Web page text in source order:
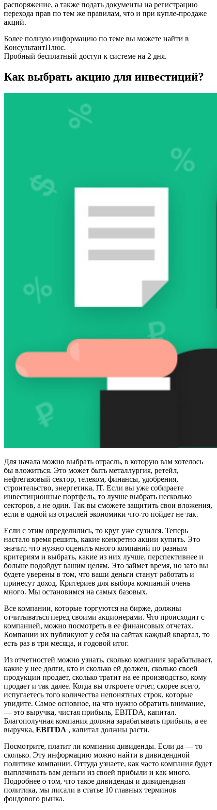
распоряжение, а также подать документы на регистрацию
перехода прав по тем же правилам, что и при купле-продаже
акций.
Более полную информацию по теме вы можете найти в
КонсультантПлюс.
Пробный бесплатный доступ к системе на 2 дня.
Как выбрать акцию для инвестиций?
Для начала можно выбрать отрасль, в которую вам хотелось
бы вложиться. Это может быть металлургия, ретейл,
нефтегазовый сектор, телеком, финансы, удобрения,
строительство, энергетика, IT. Если вы уже собираете
инвестиционные портфель, то лучше выбрать несколько
секторов, а не один. Так вы сможете защитить свои вложения,
если в одной из отраслей экономики что-то пойдет не так.
Если с этим определились, то круг уже сузился. Теперь
настало время решить, какие конкретно акции купить. Это
значит, что нужно оценить много компаний по разным
критериям и выбрать, какие из них лучше, перспективнее и
больше подойдут вашим целям. Это займет время, но зато вы
будете уверены в том, что ваши деньги станут работать и
принесут доход. Критериев для выбора компаний очень
много. Мы остановимся на самых базовых.
Все компании, которые торгуются на бирже, должны
отчитываться перед своими акционерами. Что происходит с
компанией, можно посмотреть в ее финансовых отчетах.
Компании их публикуют у себя на сайтах каждый квартал, то
есть раз в три месяца, и годовой итог.
Из отчетностей можно узнать, сколько компания зарабатывает,
какие у нее долги, кто и сколько ей должен, сколько своей
продукции продает, сколько тратит на ее производство, кому
продает и так далее. Когда вы откроете отчет, скорее всего,
испугаетесь того количества непонятных строк, которые
увидите. Самое основное, на что нужно обратить внимание,
— это выручка, чистая прибыль, EBITDA, капитал.
Благополучная компания должна зарабатывать прибыль, а ее
выручка, EBITDA , капитал должны расти.
Посмотрите, платит ли компания дивиденды. Если да — то
сколько. Эту информацию можно найти в дивидендной
политике компании. Оттуда узнаете, как часто компания будет
выплачивать вам деньги из своей прибыли и как много.
Подробнее о том, что такое дивиденды и дивидендная
политика, мы писали в статье 10 главных терминов
фондового рынка.